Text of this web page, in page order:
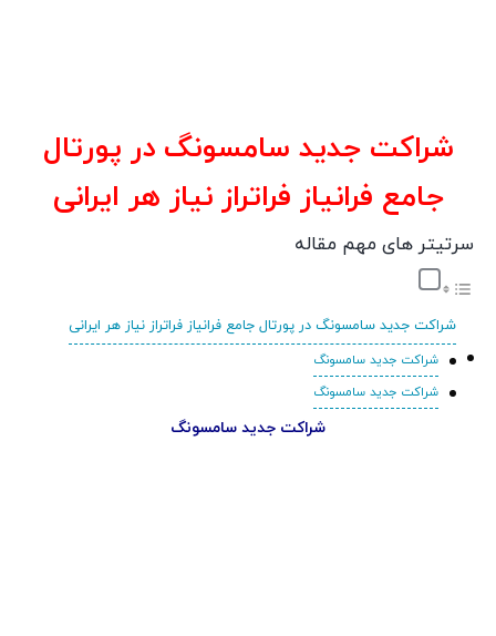
شراکت جدید سامسونگ در پورتال
جامع فرانیاز فراتراز نیاز هر ایرانی
سرتیتر های مهم مقاله
شراکت جدید سامسونگ در پورتال جامع فرانیاز فراتراز نیاز هر ایرانی
شراکت جدید سامسونگ
شراکت جدید سامسونگ
شراکت جدید سامسونگ